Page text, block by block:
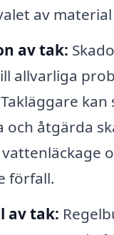
av
av tak:
allvarliga
kan
och åtgärda
förfall.
av tak: